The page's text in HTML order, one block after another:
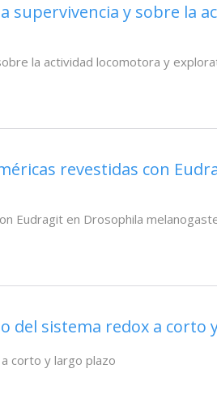
supervivencia y sobre la
la actividad locomotora y
revestidas con
Eudragit en Drosophila
del sistema redox a corto
corto y largo plazo